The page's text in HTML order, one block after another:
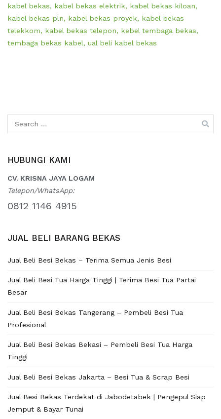
kabel bekas, kabel bekas elektrik, kabel bekas kiloan,
kabel bekas pln, kabel bekas proyek, kabel bekas
telekkom, kabel bekas telepon, kebel tembaga bekas,
tembaga bekas kabel, ual beli kabel bekas
for:
HUBUNGI KAMI
CV. KRISNA JAYA LOGAM
Telepon/WhatsApp:
0812 1146 4915
JUAL BELI BARANG BEKAS
Jual Beli Besi Bekas – Terima Semua Jenis Besi
Jual Beli Besi Tua Harga Tinggi | Terima Besi Tua Partai
Besar
Jual Beli Besi Bekas Tangerang – Pembeli Besi Tua
Profesional
Jual Beli Besi Bekas Bekasi – Pembeli Besi Tua Harga
Tinggi
Jual Beli Besi Bekas Jakarta – Besi Tua & Scrap Besi
Jual Besi Bekas Terdekat di Jabodetabek | Pengepul Siap
Jemput & Bayar Tunai